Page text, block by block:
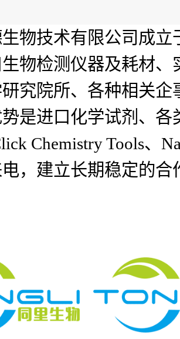
生物技术有限公司成
物检测仪器及耗材
究院所、各种相关企
是进口化学试剂、各
Chemistry Tools、
，建立长期稳定的合